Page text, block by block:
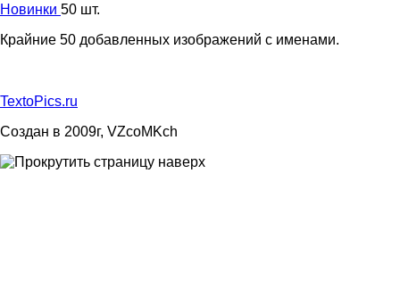
Новинки 50 шт.
Крайние 50 добавленных изображений с именами.
TextoPics.ru
Создан в 2009г, VZcoMKch